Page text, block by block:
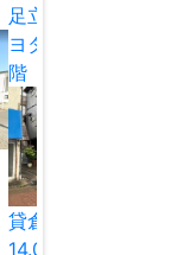
足立区谷在家2 キ
ヨタマンション1
階 12.97坪
貸倉庫
14.00